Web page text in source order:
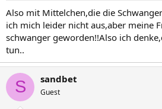
Also mit Mittelchen,die die
ich mich leider nicht aus,aber meine
schwanger geworden!!Also ich
tun..
S sandbet
Guest